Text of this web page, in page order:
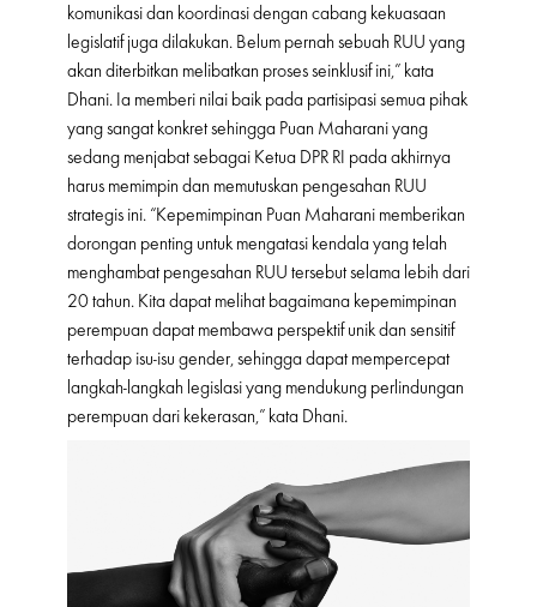
komunikasi dan koordinasi dengan cabang kekuasaan
legislatif juga dilakukan. Belum pernah sebuah RUU yang
akan diterbitkan melibatkan proses seinklusif ini,” kata
Dhani. Ia memberi nilai baik pada partisipasi semua pihak
yang sangat konkret sehingga Puan Maharani yang
sedang menjabat sebagai Ketua DPR RI pada akhirnya
harus memimpin dan memutuskan pengesahan RUU
strategis ini. “Kepemimpinan Puan Maharani memberikan
dorongan penting untuk mengatasi kendala yang telah
menghambat pengesahan RUU tersebut selama lebih dari
20 tahun. Kita dapat melihat bagaimana kepemimpinan
perempuan dapat membawa perspektif unik dan sensitif
terhadap isu-isu gender, sehingga dapat mempercepat
langkah-langkah legislasi yang mendukung perlindungan
perempuan dari kekerasan,” kata Dhani.